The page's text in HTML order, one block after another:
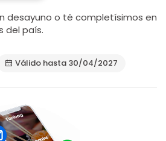
desayuno o té completísimos en
del país.
Válido hasta 30/04/2027